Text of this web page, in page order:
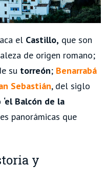
el Castillo, que son
de origen romano;
su torreón; Benarrabá
Sebastián, del siglo
‘el Balcón de la
panorámicas que
y